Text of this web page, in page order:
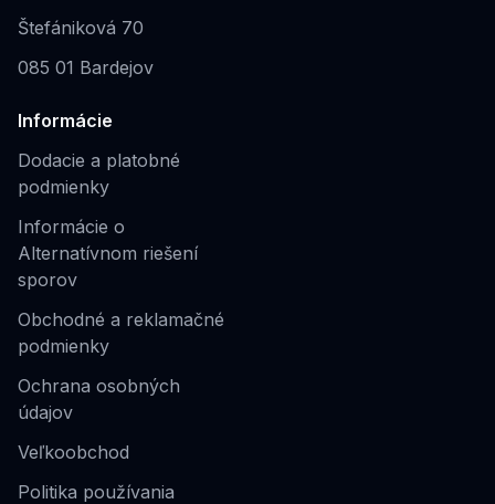
Štefániková 70
085 01 Bardejov
Informácie
Dodacie a platobné
podmienky
Informácie o
Alternatívnom riešení
sporov
Obchodné a reklamačné
podmienky
Ochrana osobných
údajov
Veľkoobchod
Politika používania